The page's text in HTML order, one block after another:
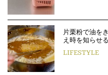
片栗粉で油を
え時を知らせ
LIFESTYLE